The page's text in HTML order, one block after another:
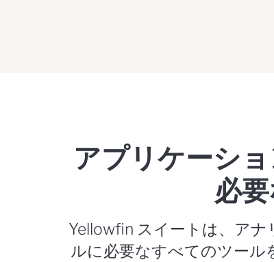
アプリケーシ
必
Yellowfin スイートは、ア
ルに必要なすべてのツール